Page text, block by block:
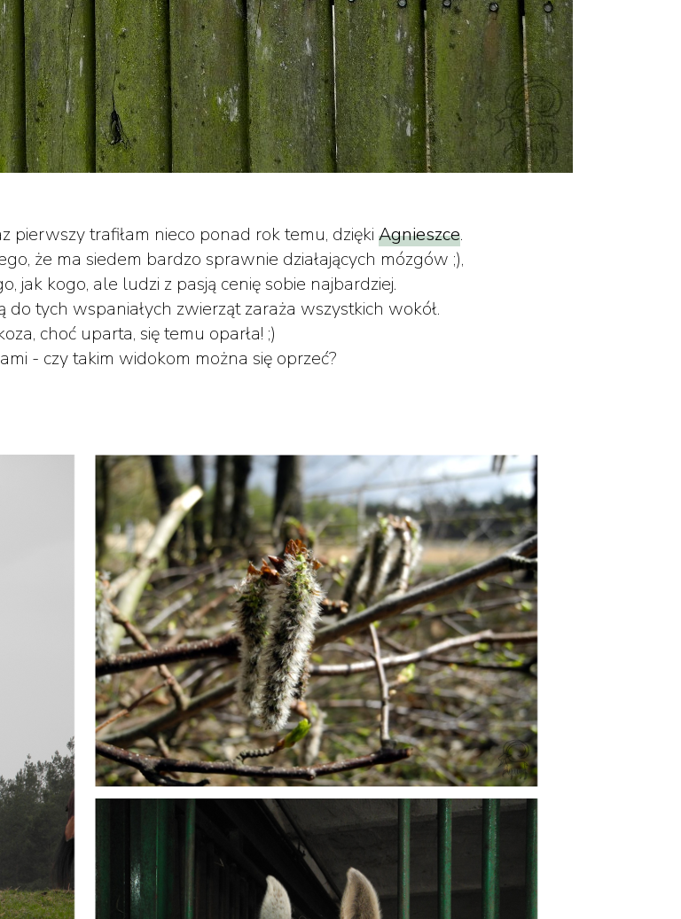
pierwszy trafiłam nieco ponad rok temu, dzięki Agnieszce.
że ma siedem bardzo sprawnie działających mózgów ;),
jak kogo, ale ludzi z pasją cenię sobie najbardziej.
do tych wspaniałych zwierząt zaraża wszystkich wokół.
choć uparta, się temu oparła! ;)
- czy takim widokom można się oprzeć?